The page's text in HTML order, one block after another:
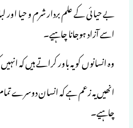
بے حیائی کے علم بردار شرم و حیا
اسے آزاد ہوجانا چاہیے۔
وہ انسانوں کو یہ باور کراتے ہیں کہ
انھیں یہ زعم ہے کہ انسان دوسرے
چاہیے۔